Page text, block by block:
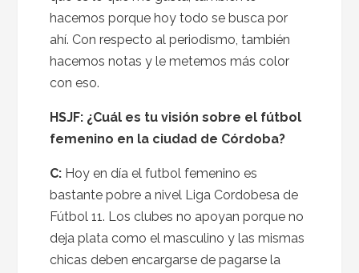
hacemos porque hoy todo se busca por
ahí. Con respecto al periodismo, también
hacemos notas y le metemos más color
con eso.
HSJF: ¿Cuál es tu visión sobre el fútbol
femenino en la ciudad de Córdoba?
C: Hoy en día el futbol femenino es
bastante pobre a nivel Liga Cordobesa de
Fútbol 11. Los clubes no apoyan porque no
deja plata como el masculino y las mismas
chicas deben encargarse de pagarse la